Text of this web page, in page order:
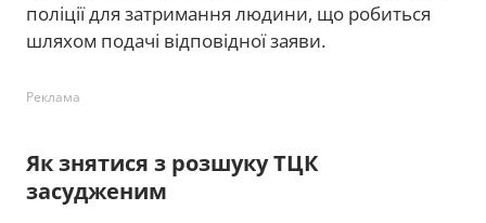
поліції для затримання людини, що робиться
шляхом подачі відповідної заяви.
Реклама
Як знятися з розшуку ТЦК
засудженим